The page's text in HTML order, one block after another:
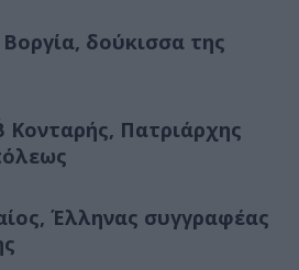
δούκισσα της
Κονταρής, Πατριάρχης
Έλληνας συγγραφέας